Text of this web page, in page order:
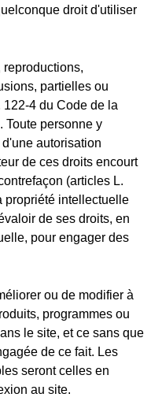
droit d'utiliser
reproductions,
partielles ou
4 du Code de la
Toute personne y
autorisation
de ces droits encourt
(articles L.
propriété intellectuelle
de ses droits, en
pour engager des
ou de modifier à
programmes ou
le site, et ce sans que
de ce fait. Les
seront celles en
au site.